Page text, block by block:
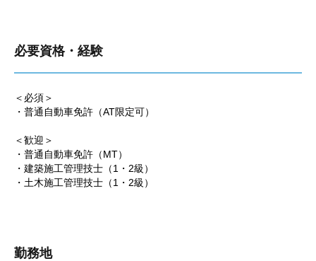
必要資格・経験
＜必須＞
・普通自動車免許（AT限定可）
＜歓迎＞
・普通自動車免許（MT）
・建築施工管理技士（1・2級）
・土木施工管理技士（1・2級）
勤務地